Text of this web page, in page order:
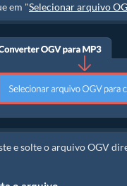
em "Selecionar arquivo
e solte o arquivo OGV